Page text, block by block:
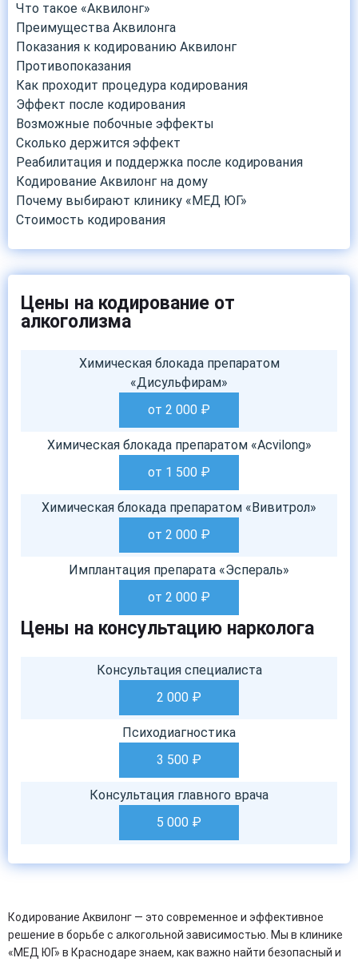
Что такое «Аквилонг»
Преимущества Аквилонга
Показания к кодированию Аквилонг
Противопоказания
Как проходит процедура кодирования
Эффект после кодирования
Возможные побочные эффекты
Сколько держится эффект
Реабилитация и поддержка после кодирования
Кодирование Аквилонг на дому
Почему выбирают клинику «МЕД ЮГ»
Стоимость кодирования
Цены на кодирование от
алкоголизма
Химическая блокада препаратом
«Дисульфирам»
от 2 000 ₽
Химическая блокада препаратом «Acvilong»
от 1 500 ₽
Химическая блокада препаратом «Вивитрол»
от 2 000 ₽
Имплантация препарата «Эспераль»
от 2 000 ₽
Цены на консультацию нарколога
Консультация специалиста
2 000 ₽
Психодиагностика
3 500 ₽
Консультация главного врача
5 000 ₽
Кодирование Аквилонг — это современное и эффективное
решение в борьбе с алкогольной зависимостью. Мы в клинике
«МЕД ЮГ» в Краснодаре знаем, как важно найти безопасный и